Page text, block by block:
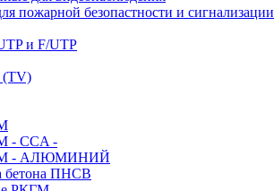
пожарной безопастности и сигнализации
и F/UTP
(TV)
- CCA -
- АЛЮМИНИЙ
бетона ПНСВ